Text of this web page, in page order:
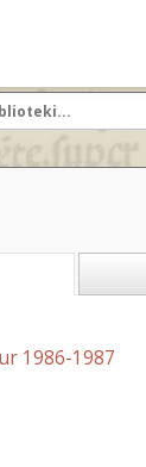
1986-1987